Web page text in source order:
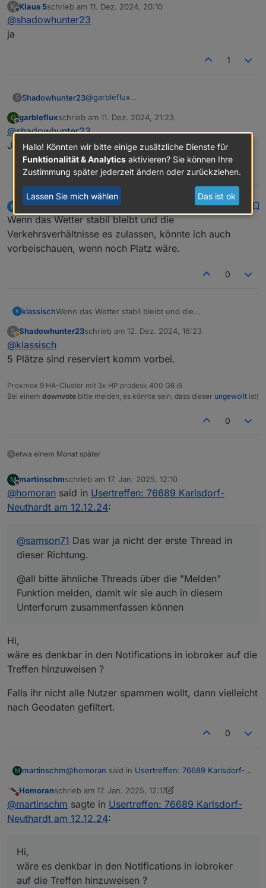
@ martinschm
Morgen ist es soweit, alles klar bei euch?
K
Offline
Klaus 5schrieb am 11. Dez. 2024, 20:10
zuletzt editiert von
@shadowhunter23
ja
1
S Shadowhunter23@garbleflux
@martinschm
Morgen ist es soweit, alles klar bei euch?
G
Offline
garblefluxschrieb am 11. Dez. 2024, 21:23
zuletzt editiert von
@shadowhunter23
Ja
0
K
Offline
klassisch MOST ACTIVE schrieb am 12. Dez. 2024, 15:17
zuletzt editiert von
Wenn das Wetter stabil bleibt und die
Verkehrsverhältnisse es zulassen, könnte ich auch
vorbeischauen, wenn noch Platz wäre.
0
K klassischWenn das Wetter stabil bleibt und die
vorbeischauen, wenn noch Platz wäre.
S
Abwesend
Shadowhunter23schrieb am 12. Dez. 2024, 16:23
zuletzt editiert von
@klassisch
5 Plätze sind reserviert komm vorbei.
Proxmox 9 HA-Cluster mit 3x HP prodesk 400 G6 i5
Bei einem downvote bitte melden, es könnte sein, dass dieser ungewollt ist!
0
etwa einem Monat später
M
Offline
martinschmschrieb am 17. Jan. 2025, 12:10
zuletzt editiert von
@homoran said in Usertreffen: 76689 Karlsdorf-
Neuthardt am 12.12.24:
@samson71 Das war ja nicht der erste Thread in
dieser Richtung.
@all bitte ähnliche Threads über die "Melden"
Funktion melden, damit wir sie auch in diesem
Unterforum zusammenfassen können
Hi,
wäre es denkbar in den Notifications in iobroker auf die
Treffen hinzuweisen ?
Falls ihr nicht alle Nutzer spammen wollt, dann vielleicht
nach Geodaten gefiltert.
0
M martinschm@homoran said in Usertreffen: 76689 Karlsdorf-
@samson71Das war ja nicht der erste Thread
in dieser Richtung.
können
Hi,
Nicht stören
Homoranschrieb am 17. Jan. 2025, 12:17
zuletzt editiert von Homoran
@martinschm sagte in Usertreffen: 76689 Karlsdorf-
Neuthardt am 12.12.24:
Hi,
wäre es denkbar in den Notifications in iobroker
auf die Treffen hinzuweisen ?
Hallo! Könnten wir bitte einige zusätzliche Dienste für
Funktionalität & Analytics aktivieren? Sie können Ihre
Zustimmung später jederzeit ändern oder zurückziehen.
Lassen Sie mich wählen Das ist ok